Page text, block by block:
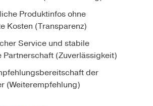
Produktinfos ohne
Kosten (Transparenz)
Service und stabile
Partnerschaft (Zuverlässigkeit)
der
(Weiterempfehlung)